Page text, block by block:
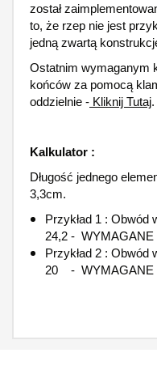
został
to, że rzep nie jest
jedną zwartą
Ostatnim wymaganym
końców za pomocą
oddzielnie - Kliknij Tutaj.
Kalkulator :
Długość jednego
3,3cm.
Przykład 1 :
24,2 -
Przykład 2 :
20 - WYMAGANE